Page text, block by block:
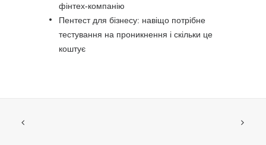
фінтех-компанію
Пентест для бізнесу: навіщо потрібне
тестування на проникнення і скільки це
коштує